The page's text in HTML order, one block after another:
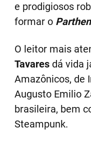
e prodigiosos
formar o
O leitor mais
Tavaresdá vida
Amazônicos, de
Augusto Emilio
brasileira, bem
Steampunk.